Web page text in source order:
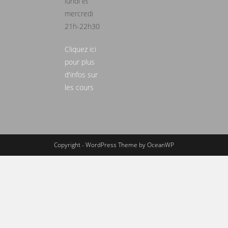
mercredi
21h-22h30
Cliquez ici
pour plus
d'infos sur
les cours
Copyright - WordPress Theme by OceanWP